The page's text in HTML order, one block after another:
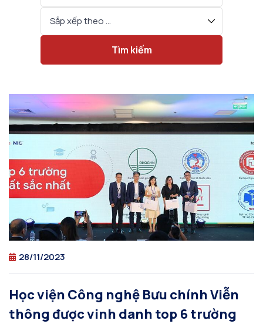
28/11/2023
Học viện Công nghệ Bưu chính Viễn
thông được vinh danh top 6 trường